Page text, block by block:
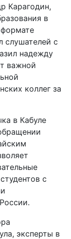
Карагодин,
в
слушателей с
надежду
важной
коллег за
в Кабуле
с
эксперты в